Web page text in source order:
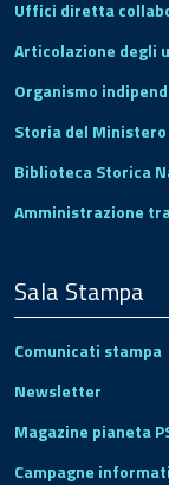
Uffici diretta
Articolazione degli
Organismo
Storia del Ministero
Biblioteca Storica
Amministrazione
Sala Stampa
Comunicati stampa
Newsletter
Magazine pianeta
Campagne